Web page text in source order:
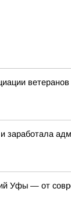
заработала
Уфы — от